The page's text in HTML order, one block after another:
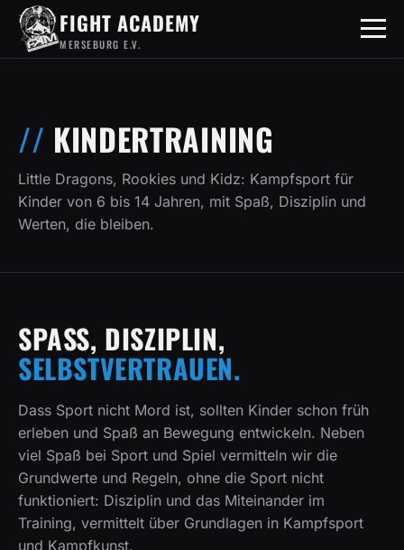
FIGHT ACADEMY
MERSEBURG E.V.
KINDERTRAINING
Little Dragons, Rookies und Kidz: Kampfsport für
Kinder von 6 bis 14 Jahren, mit Spaß, Disziplin und
Werten, die bleiben.
SPASS, DISZIPLIN,
SELBSTVERTRAUEN.
Dass Sport nicht Mord ist, sollten Kinder schon früh
erleben und Spaß an Bewegung entwickeln. Neben
viel Spaß bei Sport und Spiel vermitteln wir die
Grundwerte und Regeln, ohne die Sport nicht
funktioniert: Disziplin und das Miteinander im
Training, vermittelt über Grundlagen in Kampfsport
und Kampfkunst.